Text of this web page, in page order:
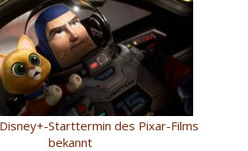
Starttermin des Pixar-Films
bekannt